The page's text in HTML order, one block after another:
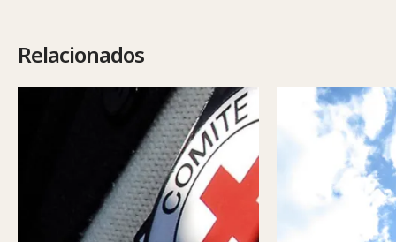
Relacionados